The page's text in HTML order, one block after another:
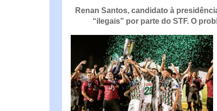
Renan Santos, candidato à
“ilegais” por parte do STF. O